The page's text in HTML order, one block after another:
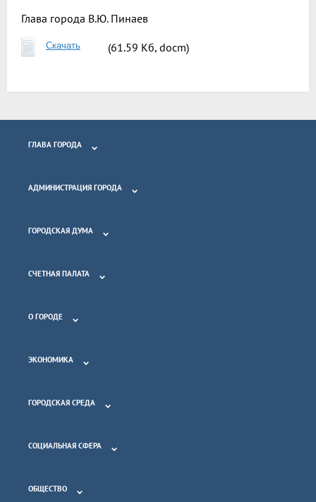
Глава города В.Ю. Пинаев
Скачать (61.59 Кб, docm)
ГЛАВА ГОРОДА
АДМИНИСТРАЦИЯ ГОРОДА
ГОРОДСКАЯ ДУМА
СЧЕТНАЯ ПАЛАТА
О ГОРОДЕ
ЭКОНОМИКА
ГОРОДСКАЯ СРЕДА
СОЦИАЛЬНАЯ СФЕРА
ОБЩЕСТВО